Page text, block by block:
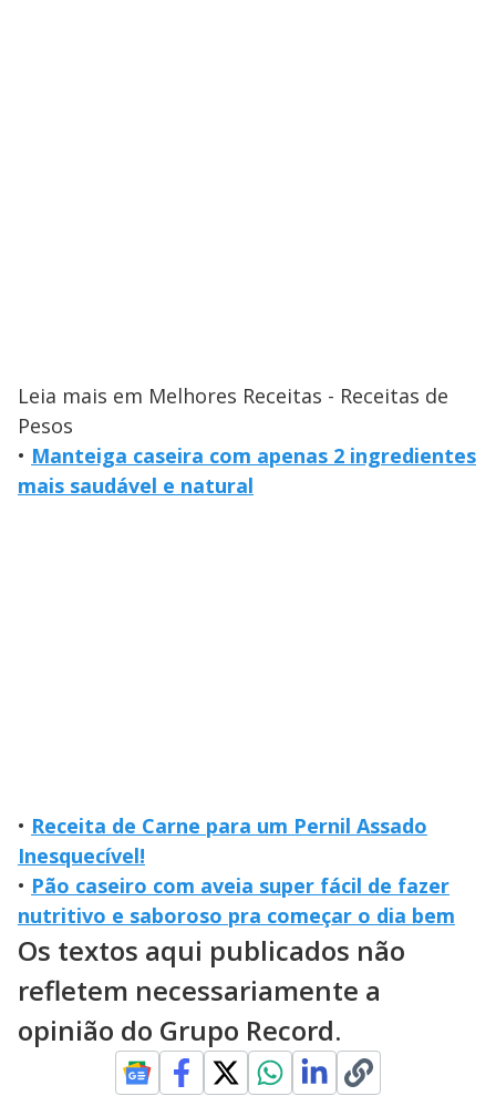
Leia mais em Melhores Receitas - Receitas de
Pesos
• Manteiga caseira com apenas 2 ingredientes
mais saudável e natural
• Receita de Carne para um Pernil Assado
Inesquecível!
• Pão caseiro com aveia super fácil de fazer
nutritivo e saboroso pra começar o dia bem
Os textos aqui publicados não
refletem necessariamente a
opinião do Grupo Record.